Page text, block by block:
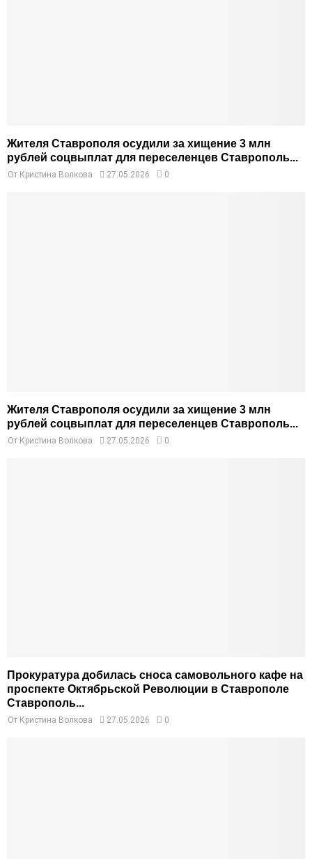
Жителя Ставрополя осудили за хищение 3 млн
рублей соцвыплат для переселенцев Ставрополь...
От Кристина Волкова 27.05.2026 0
Жителя Ставрополя осудили за хищение 3 млн
рублей соцвыплат для переселенцев Ставрополь...
От Кристина Волкова 27.05.2026 0
Прокуратура добилась сноса самовольного кафе на
проспекте Октябрьской Революции в Ставрополе
Ставрополь...
От Кристина Волкова 27.05.2026 0